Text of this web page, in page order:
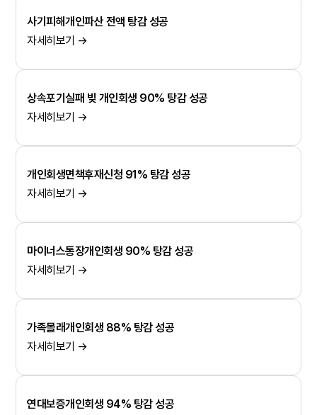
사기피해개인파산 전액 탕감 성공
자세히보기 →
상속포기실패 빚 개인회생 90% 탕감 성공
자세히보기 →
개인회생면책후재신청 91% 탕감 성공
자세히보기 →
마이너스통장개인회생 90% 탕감 성공
자세히보기 →
가족몰래개인회생 88% 탕감 성공
자세히보기 →
연대보증개인회생 94% 탕감 성공